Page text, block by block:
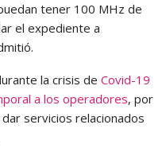
tener 100 MHz de
el expediente a
la crisis de Covid-19
a los operadores, por
servicios relacionados